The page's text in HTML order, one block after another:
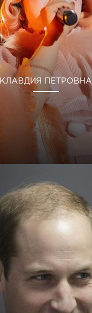
КЛАВДИЯ ПЕТРОВНА